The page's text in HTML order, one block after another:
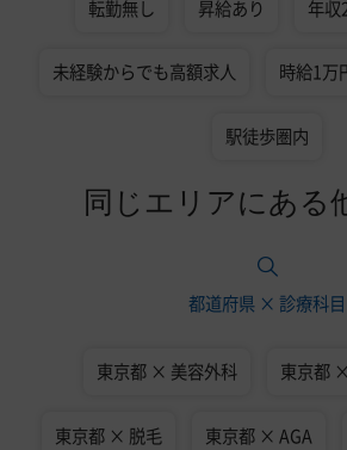
転勤無し 昇給あり 年収
未経験からでも高額求人 時給1万
駅徒歩圏内
同じエリアにある
都道府県 × 診療科目
東京都 × 美容外科 東京都
東京都 × 脱毛 東京都 × AGA